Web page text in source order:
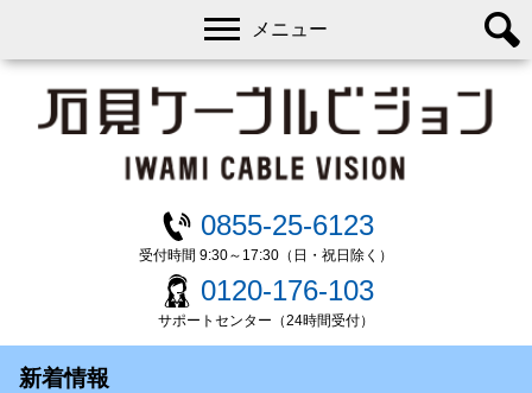
0855-25-6123
受付時間 9:30～17:30（日・祝日除く）
0120-176-103
サポートセンター（24時間受付）
メニュー
新着情報